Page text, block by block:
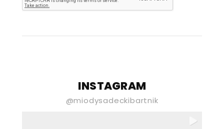
E-mail
Wyrażam zgodę na przetwarzanie
moich danych osobowych podanych
„Sądecki Bartnik” Spółka z ograniczoną
INSTAGRAM
@miodysadeckibartnik